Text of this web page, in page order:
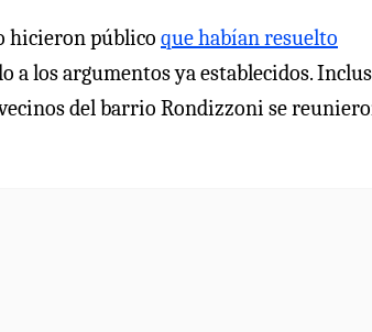
hicieron público que habían resuelto
a los argumentos ya establecidos.
del barrio Rondizzoni se